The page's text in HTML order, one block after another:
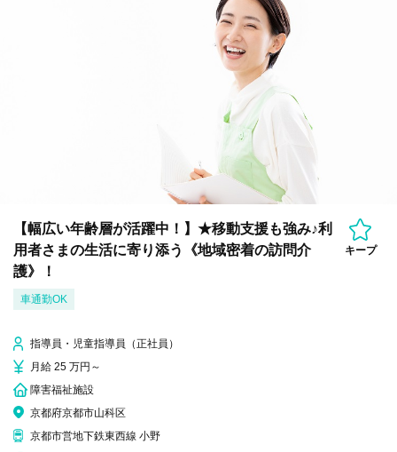
【幅広い年齢層が活躍中！】★移動支援も強み♪利
用者さまの生活に寄り添う《地域密着の訪問介
護》！
キープ
車通勤OK
指導員・児童指導員（正社員）
月給 25 万円～
障害福祉施設
京都府京都市山科区
京都市営地下鉄東西線 小野